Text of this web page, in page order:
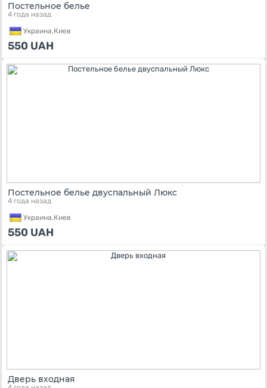
Постельное белье
4 года назад
Украина,Киев
550 UAH
Постельное белье двуспальный Люкс
4 года назад
Украина,Киев
550 UAH
Дверь входная